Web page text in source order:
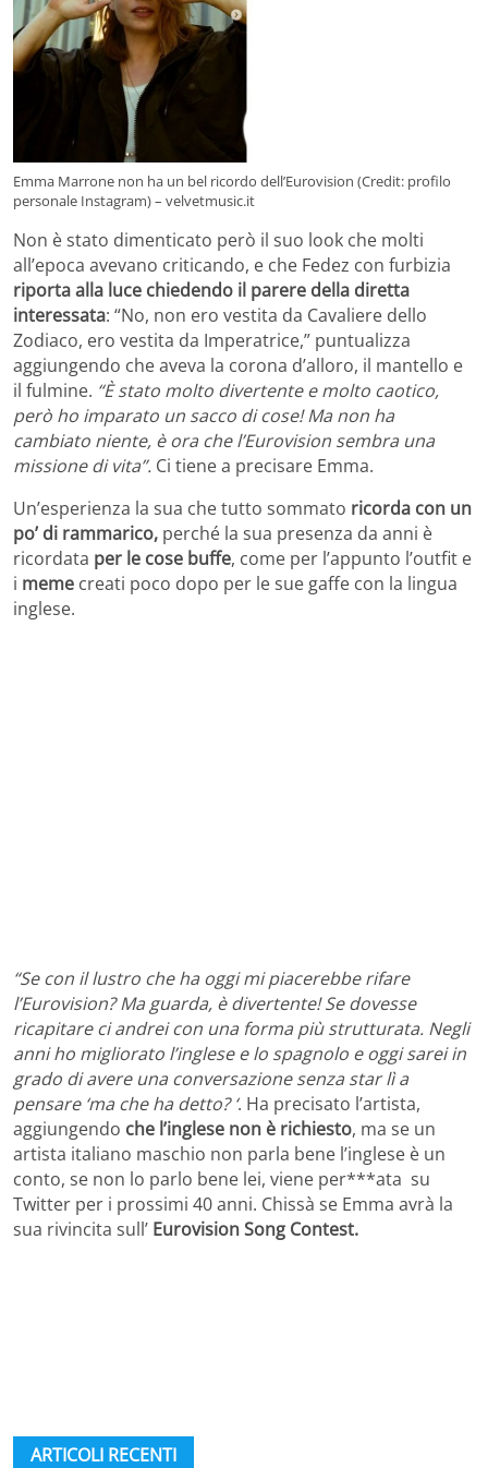
Emma Marrone non ha un bel ricordo dell’Eurovision (Credit: profilo
personale Instagram) – velvetmusic.it
Non è stato dimenticato però il suo look che molti
all’epoca avevano criticando, e che Fedez con furbizia
riporta alla luce chiedendo il parere della diretta
interessata: “No, non ero vestita da Cavaliere dello
Zodiaco, ero vestita da Imperatrice,” puntualizza
aggiungendo che aveva la corona d’alloro, il mantello e
il fulmine. “È stato molto divertente e molto caotico,
però ho imparato un sacco di cose! Ma non ha
cambiato niente, è ora che l’Eurovision sembra una
missione di vita”. Ci tiene a precisare Emma.
Un’esperienza la sua che tutto sommato ricorda con un
po’ di rammarico, perché la sua presenza da anni è
ricordata per le cose buffe, come per l’appunto l’outfit e
i meme creati poco dopo per le sue gaffe con la lingua
inglese.
“Se con il lustro che ha oggi mi piacerebbe rifare
l’Eurovision? Ma guarda, è divertente! Se dovesse
ricapitare ci andrei con una forma più strutturata. Negli
anni ho migliorato l’inglese e lo spagnolo e oggi sarei in
grado di avere una conversazione senza star lì a
pensare ‘ma che ha detto? ‘. Ha precisato l’artista,
aggiungendo che l’inglese non è richiesto, ma se un
artista italiano maschio non parla bene l’inglese è un
conto, se non lo parlo bene lei, viene per***ata su
Twitter per i prossimi 40 anni. Chissà se Emma avrà la
sua rivincita sull’ Eurovision Song Contest.
ARTICOLI RECENTI